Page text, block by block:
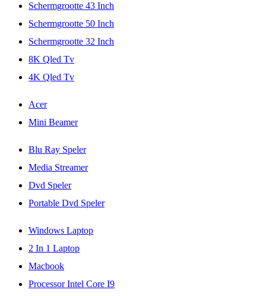
Schermgrootte 43 Inch
Schermgrootte 50 Inch
Schermgrootte 32 Inch
8K Qled Tv
4K Qled Tv
Acer
Mini Beamer
Blu Ray Speler
Media Streamer
Dvd Speler
Portable Dvd Speler
Windows Laptop
2 In 1 Laptop
Macbook
Processor Intel Core I9